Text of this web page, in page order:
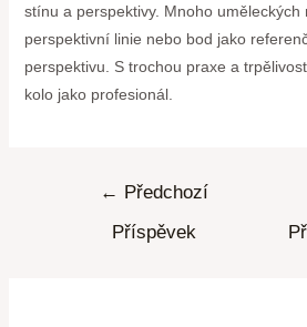
stínu a perspektivy. Mnoho uměleckých
perspektivní linie nebo bod jako
perspektivu. S trochou praxe a
kolo jako profesionál.
← Předchozí
Příspěvek